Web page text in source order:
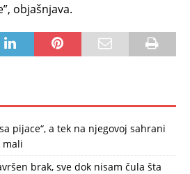
objašnjava.
pijace“, a tek na njegovoj sahrani
mali
brak, sve dok nisam čula šta